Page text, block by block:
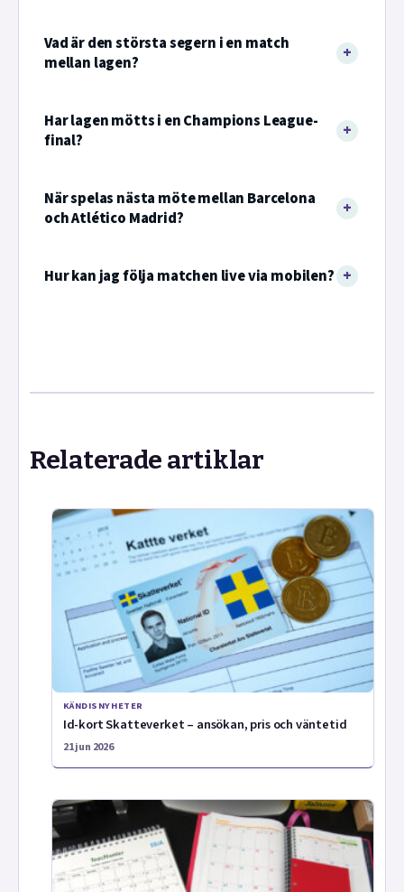
Vad är den största segern i en match
mellan lagen?
Har lagen mötts i en Champions League-
final?
När spelas nästa möte mellan Barcelona
och Atlético Madrid?
Hur kan jag följa matchen live via mobilen?
Relaterade artiklar
KÄNDISNYHETER
Id-kort Skatteverket – ansökan, pris och väntetid
21 jun 2026